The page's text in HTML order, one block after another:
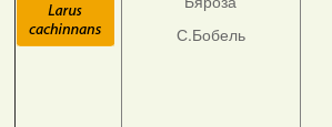
С.Бобель